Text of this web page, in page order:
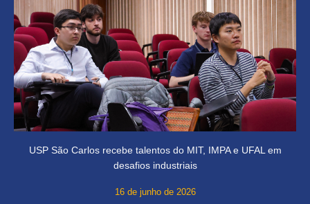
USP São Carlos recebe talentos do MIT, IMPA e UFAL em
desafios industriais
16 de junho de 2026